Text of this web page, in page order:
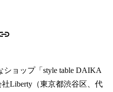
ョップ「style table DAIKA
Liberty（東京都渋谷区、代